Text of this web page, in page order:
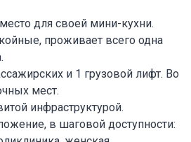
для своей мини-кухни.
проживает всего одна
и 1 грузовой лифт. Во
мест.
инфраструктурой.
в шаговой доступности: